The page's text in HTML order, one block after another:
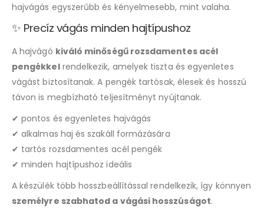
hajvágás egyszerűbb és kényelmesebb, mint valaha.
✨ Precíz vágás minden hajtípushoz
A hajvágó kiváló minőségű rozsdamentes acél
pengékkelrendelkezik, amelyek tiszta és egyenletes
vágást biztosítanak. A pengék tartósak, élesek és hosszú
távon is megbízható teljesítményt nyújtanak.
✔ pontos és egyenletes hajvágás
✔ alkalmas haj és szakáll formázására
✔ tartós rozsdamentes acél pengék
✔ minden hajtípushoz ideális
A készülék több hosszbeállítással rendelkezik, így könnyen
személyre szabhatod a vágási hosszúságot.